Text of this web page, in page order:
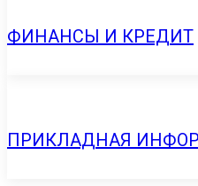
ФИНАНСЫ И КРЕДИТ
ПРИКЛАДНАЯ